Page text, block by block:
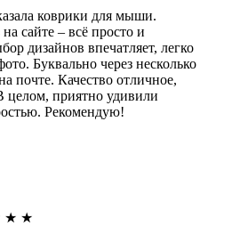
коврики для мыши.
сайте – всё просто и
дизайнов впечатляет, легко
Буквально через несколько
почте. Качество отличное,
целом, приятно удивили
Рекомендую!
★ ★